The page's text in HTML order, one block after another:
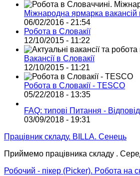
Міжнародна ярмарка
06/02/2016 - 21:54
Робота в Словакії
12/10/2015 - 11:22
Вакансії в Словакії
12/10/2015 - 11:21
Робота в Словакії - TESCO
05/22/2018 - 13:35
FAQ: типові Питання -
03/09/2018 - 19:31
Працівник складу. BILLA. Сенець
Приймемо працівника складу .
Робочий - пікер (Picker). Pобота на